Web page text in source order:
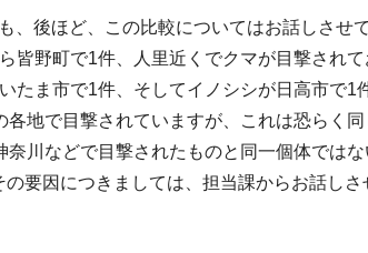
、後ほど、この比較についてはお話しさせ
皆野町で1件、人里近くでクマが目撃され
たま市で1件、そしてイノシシが日高市で
各地で目撃されていますが、これは恐らく
川などで目撃されたものと同一個体では
要因につきましては、担当課からお話しさ